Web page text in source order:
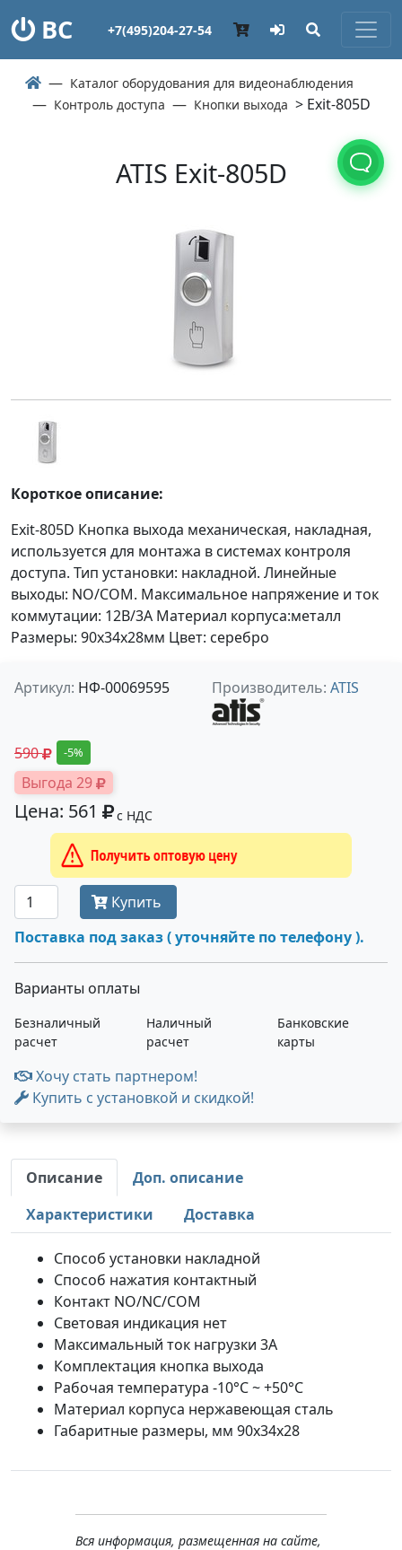
ВС +7(495)204-27-54
Каталог оборудования для видеонаблюдения
Контроль доступа
Кнопки выхода > Exit-805D
ATIS Exit-805D
Короткое описание:
Exit-805D Кнопка выхода механическая, накладная,
используется для монтажа в системах контроля
доступа. Тип установки: накладной. Линейные
выходы: NO/COM. Максимальное напряжение и ток
коммутации: 12В/3A Материал корпуса:металл
Размеры: 90х34х28мм Цвет: серебро
Артикул: НФ-00069595 Производитель: ATIS
590 -5%
Выгода 29
Цена: 561 с НДС
Получить оптовую цену
Купить
Поставка под заказ ( уточняйте по телефону ).
Варианты оплаты
Безналичный
расчет
Наличный
расчет
Банковские
карты
Хочу стать партнером!
Купить с установкой и скидкой!
Описание
Доп. описание
Характеристики
Доставка
Способ установки накладной
Способ нажатия контактный
Контакт NO/NC/COM
Световая индикация нет
Максимальный ток нагрузки 3A
Комплектация кнопка выхода
Рабочая температура -10°C ~ +50°C
Материал корпуса нержавеющая сталь
Габаритные размеры, мм 90х34х28
Вся информация, размещенная на сайте,